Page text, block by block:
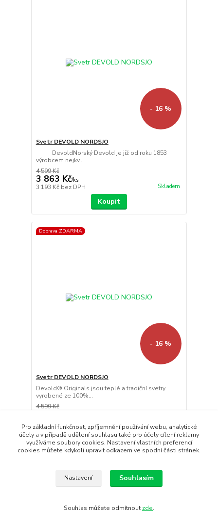
- 16 %
Svetr DEVOLD NORDSJO
DevoldNorský Devold je již od roku 1853
výrobcem nejkv...
4 599 Kč
3 863 Kč/ks
3 193 Kč bez DPH Skladem
Koupit
Doprava ZDARMA
- 16 %
Svetr DEVOLD NORDSJO
Devold® Originals jsou teplé a tradiční svetry
vyrobené ze 100%...
4 599 Kč
3 863 Kč
bez DPH
Koupit
Pro základní funkčnost, zpříjemnění používání webu, analytické
účely a v případě udělení souhlasu také pro účely cílení reklamy
využíváme soubory cookies. Nastavení vlastních preferencí
cookies můžete kdykoli upravit odkazem ve spodní části stránek.
Nastavení Souhlasím
Souhlas můžete odmítnout zde.